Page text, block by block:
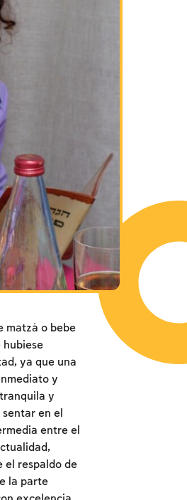
matzá o bebe
hubiese
ya que una
y
y
en el
entre el
el respaldo de
la parte